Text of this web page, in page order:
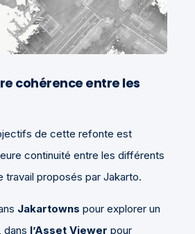
cohérence entre les
de cette refonte est
continuité entre les différents
travail proposés par Jakarto.
Jakartowns pour explorer un
dans l’Asset Viewer pour